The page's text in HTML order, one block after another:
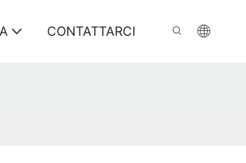
CONTATTARCI